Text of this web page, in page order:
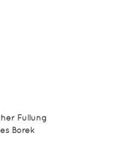
Füllung
Börek